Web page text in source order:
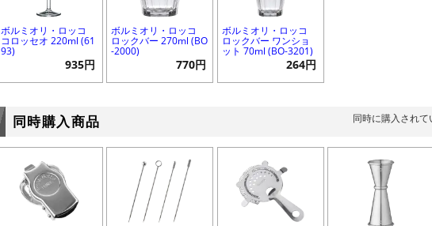
ボルミオリ・ロッコ
コロッセオ 220ml (61
93)
935円
ボルミオリ・ロッコ
ロックバー 270ml (BO
-2000)
770円
ボルミオリ・ロッコ
ロックバー ワンショ
ット 70ml (BO-3201)
264円
同時購入商品 同時に購入され